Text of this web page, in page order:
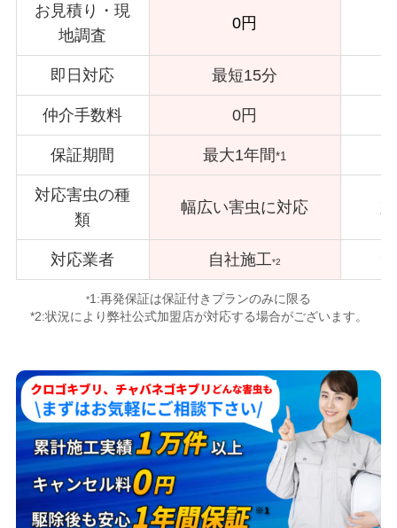
お見積り・現
地調査
0円
即日対応 最短15分
仲介手数料 0円
保証期間 最大1年間*1
対応害虫の種
類
幅広い害虫に対応
対応業者 自社施工*2
*1:再発保証は保証付きプランのみに限る
*2:状況により弊社公式加盟店が対応する場合がございます。